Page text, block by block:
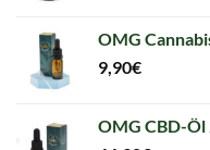
5,00€.
OMG
9,90€
OMG CBD-Öl